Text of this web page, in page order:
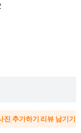
진 추가하기 리뷰 남기기